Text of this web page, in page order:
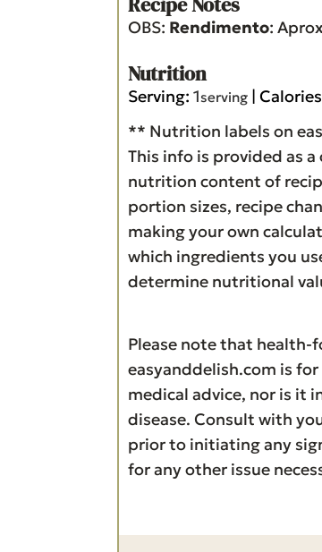
OBS: Rendimento:
Nutrition
Serving: 1serving|
** Nutrition labels on
This info is provided as
nutrition content of
portion sizes, recipe
making your own
which ingredients you
determine nutritional
Please note that health-focused and diet information provided on
easyanddelish.com is
medical advice, nor is it
disease. Consult with
prior to initiating any
for any other issue